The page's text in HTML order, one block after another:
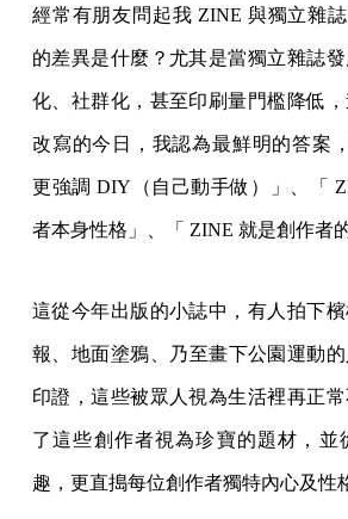
經常有朋友問起我 ZINE 與獨立雜誌
的差異是什麼？尤其是當獨立雜誌
化、社群化，甚至印刷量門檻降低
改寫的今日，我認為最鮮明的答案
更強調 DIY（自己動手做）」、「
者本身性格」、「 ZINE 就是創作者
這從今年出版的小誌中，有人拍下
報、地面塗鴉、乃至畫下公園運動
印證，這些被眾人視為生活裡再正
了這些創作者視為珍寶的題材，並
趣，更直搗每位創作者獨特內心及性